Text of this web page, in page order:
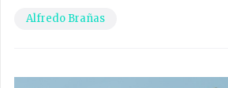
Alfredo Brañas